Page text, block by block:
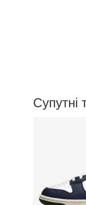
Супутні